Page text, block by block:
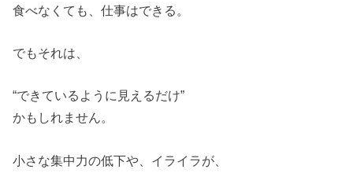
食べなくても、仕事はできる。
でもそれは、
“できているように見えるだけ”
かもしれません。
小さな集中力の低下や、イライラが、